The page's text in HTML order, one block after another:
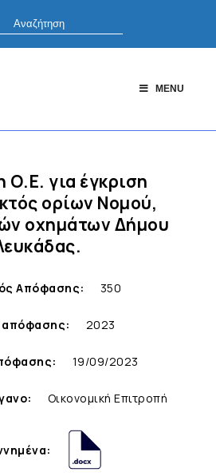
MENU
για έγκριση
ορίων Νομού,
οχημάτων Δήμου
Απόφασης: 350
2023
19/09/2023
Οικονομική Επιτροπή